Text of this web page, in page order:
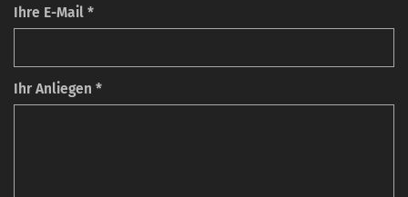
Ihre E-Mail *
Ihr Anliegen *